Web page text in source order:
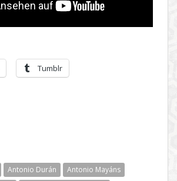
Tumblr
Antonio Durán
Antonio Mayáns